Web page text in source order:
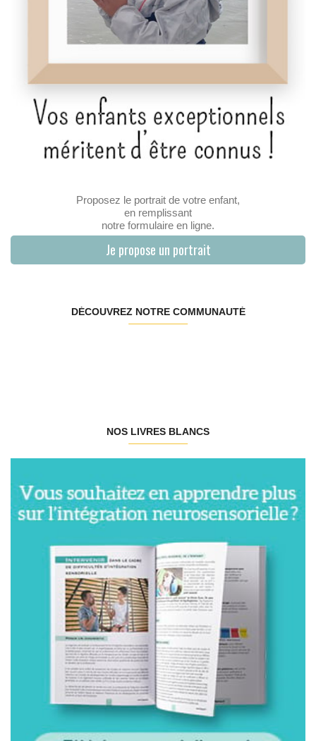
Proposez le portrait de votre enfant,
en remplissant
notre formulaire en ligne.
Je propose un portrait
DÉCOUVREZ NOTRE COMMUNAUTÉ
NOS LIVRES BLANCS